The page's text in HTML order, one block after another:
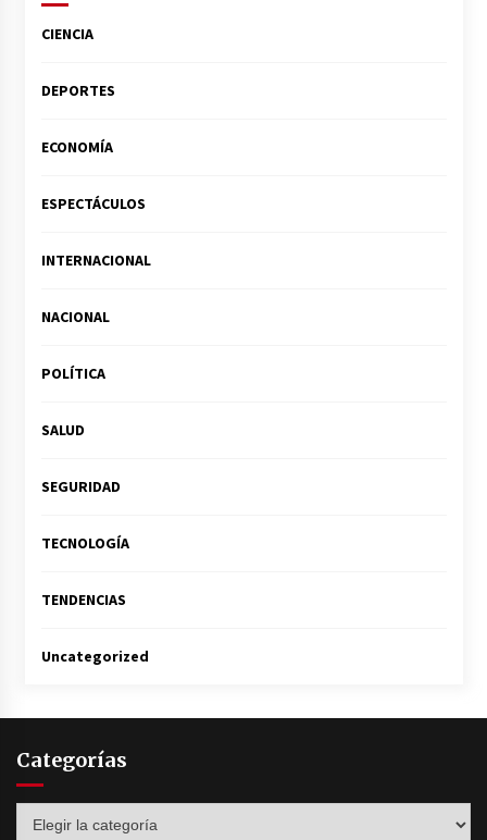
CIENCIA
DEPORTES
ECONOMÍA
ESPECTÁCULOS
INTERNACIONAL
NACIONAL
POLÍTICA
SALUD
SEGURIDAD
TECNOLOGÍA
TENDENCIAS
Uncategorized
Categorías